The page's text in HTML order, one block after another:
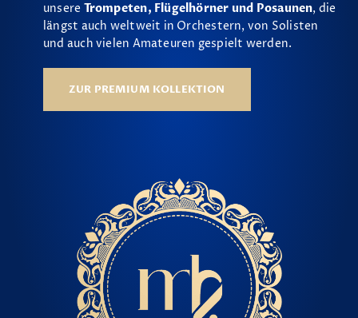
unsere Trompeten, Flügelhörner und Posaunen, die
längst auch weltweit in Orchestern, von Solisten
und auch vielen Amateuren gespielt werden.
ZUR PREMIUM KOLLEKTION